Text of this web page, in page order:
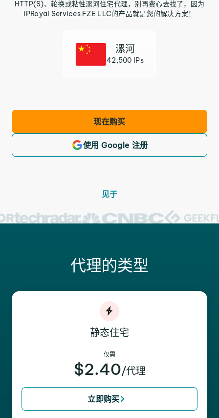
HTTP(S)、轮换或粘性漯河住宅代理，别再费心去找了，因为
IPRoyal Services FZE LLC的产品就是您的解决方案！
漯河
42,500 IPs
现在购买
使用 Google 注册
见于
代理的类型
静态住宅
仅需
$2.40/代理
立即购买